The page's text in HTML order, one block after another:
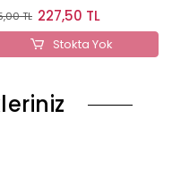
TL 227,50 TL
Stokta Yok